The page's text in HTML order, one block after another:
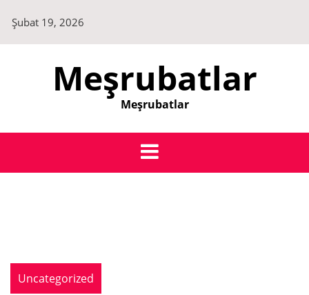
content
Şubat 19, 2026
Meşrubatlar
Meşrubatlar
Uncategorized